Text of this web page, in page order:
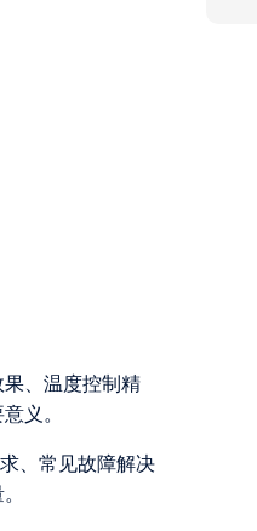
、温度控制精
义。
、常见故障解决